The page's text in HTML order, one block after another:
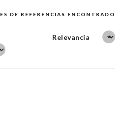
DE REFERENCIAS ENCONTRADO